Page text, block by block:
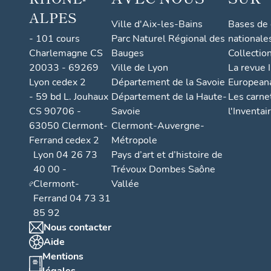
ALPES
- 101 cours
Charlemagne CS
20033 - 69269
Lyon cedex 2
- 59 bd L. Jouhaux
CS 90706 -
63050 Clermont-
Ferrand cedex 2
Lyon 04 26 73
40 00 -
Clermont-
Ferrand 04 73 31
85 92
Nous contacter
Aide
Mentions
Ville d'Aix-les-Bains
Parc Naturel Régional des
Bauges
Ville de Lyon
Département de la Savoie
Département de la Haute-
Savoie
Clermont-Auvergne-
Métropole
Pays d’art et d’histoire de
Trévoux Dombes Saône
Vallée
Bases
La revue
Les